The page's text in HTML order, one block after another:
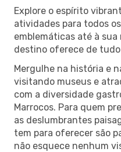
Explore o espírito
atividades para todos
emblemáticas até à
destino oferece de
Mergulhe na história e
visitando museus e
com a diversidade
Marrocos. Para quem
as deslumbrantes
tem para oferecer são
não esquece nenhum